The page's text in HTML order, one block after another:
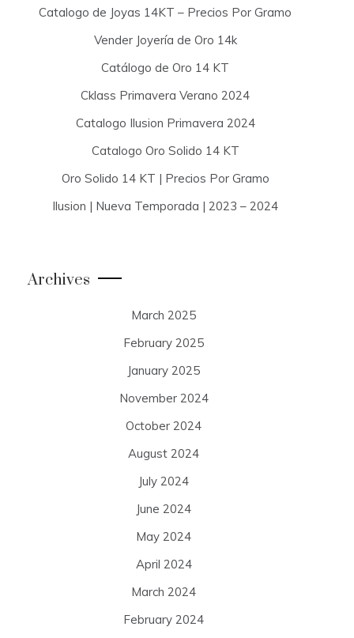
Catalogo de Joyas 14KT – Precios Por Gramo
Vender Joyería de Oro 14k
Catálogo de Oro 14 KT
Cklass Primavera Verano 2024
Catalogo Ilusion Primavera 2024
Catalogo Oro Solido 14 KT
Oro Solido 14 KT | Precios Por Gramo
Ilusion | Nueva Temporada | 2023 – 2024
Archives
March 2025
February 2025
January 2025
November 2024
October 2024
August 2024
July 2024
June 2024
May 2024
April 2024
March 2024
February 2024